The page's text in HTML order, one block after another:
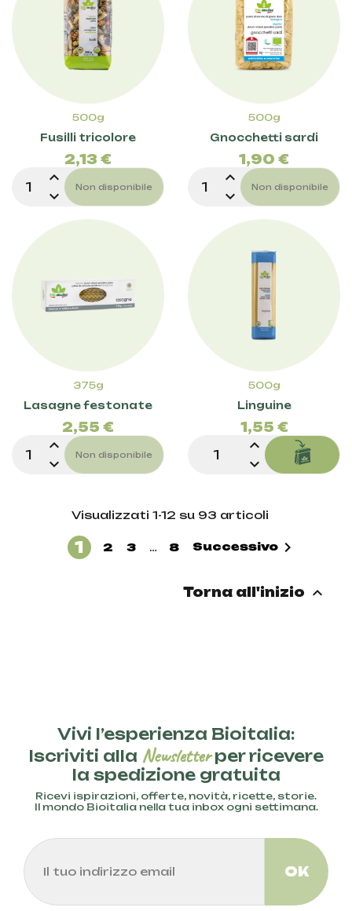
500g
Fusilli tricolore
Prezzo
2,13 €
expand_less
expand_more
Non disponibile
500g
Gnocchetti sardi
1,90 €
expand_less
expand_more
Non disponibile
375g
Lasagne festonate
Prezzo
2,55 €
expand_less
expand_more
Non disponibile
500g
Linguine
1,55 €
expand_less
expand_more
Visualizzati 1-12 su 93 articoli
1 2 3 … 8 Successivo
Torna all'inizio 
Vivi l’esperienza Bioitalia:
Iscriviti alla Newsletterper ricevere
la spedizione gratuita
Ricevi ispirazioni, offerte, novità, ricette, storie.
Il mondo Bioitalia nella tua inbox ogni settimana.